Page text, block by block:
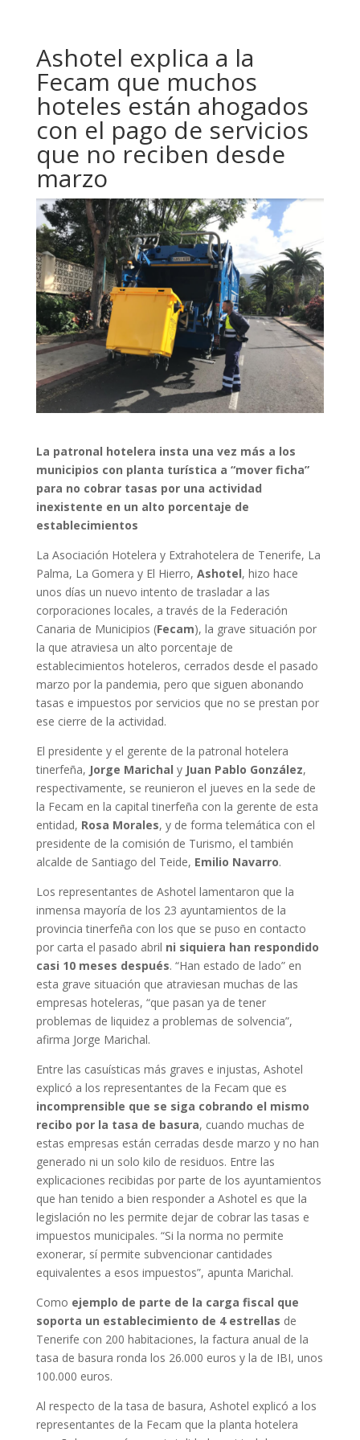
Ashotel explica a la
Fecam que muchos
hoteles están ahogados
con el pago de servicios
que no reciben desde
marzo
La patronal hotelera insta una vez más a los
municipios con planta turística a “mover ficha”
para no cobrar tasas por una actividad
inexistente en un alto porcentaje de
establecimientos
La Asociación Hotelera y Extrahotelera de Tenerife, La
Palma, La Gomera y El Hierro, Ashotel, hizo hace
unos días un nuevo intento de trasladar a las
corporaciones locales, a través de la Federación
Canaria de Municipios (Fecam), la grave situación por
la que atraviesa un alto porcentaje de
establecimientos hoteleros, cerrados desde el pasado
marzo por la pandemia, pero que siguen abonando
tasas e impuestos por servicios que no se prestan por
ese cierre de la actividad.
El presidente y el gerente de la patronal hotelera
tinerfeña, Jorge Marichal y Juan Pablo González,
respectivamente, se reunieron el jueves en la sede de
la Fecam en la capital tinerfeña con la gerente de esta
entidad, Rosa Morales, y de forma telemática con el
presidente de la comisión de Turismo, el también
alcalde de Santiago del Teide, Emilio Navarro.
Los representantes de Ashotel lamentaron que la
inmensa mayoría de los 23 ayuntamientos de la
provincia tinerfeña con los que se puso en contacto
por carta el pasado abril ni siquiera han respondido
casi 10 meses después. “Han estado de lado” en
esta grave situación que atraviesan muchas de las
empresas hoteleras, “que pasan ya de tener
problemas de liquidez a problemas de solvencia”,
afirma Jorge Marichal.
Entre las casuísticas más graves e injustas, Ashotel
explicó a los representantes de la Fecam que es
incomprensible que se siga cobrando el mismo
recibo por la tasa de basura, cuando muchas de
estas empresas están cerradas desde marzo y no han
generado ni un solo kilo de residuos. Entre las
explicaciones recibidas por parte de los ayuntamientos
que han tenido a bien responder a Ashotel es que la
legislación no les permite dejar de cobrar las tasas e
impuestos municipales. “Si la norma no permite
exonerar, sí permite subvencionar cantidades
equivalentes a esos impuestos”, apunta Marichal.
Como ejemplo de parte de la carga fiscal que
soporta un establecimiento de 4 estrellas de
Tenerife con 200 habitaciones, la factura anual de la
tasa de basura ronda los 26.000 euros y la de IBI, unos
100.000 euros.
Al respecto de la tasa de basura, Ashotel explicó a los
representantes de la Fecam que la planta hotelera